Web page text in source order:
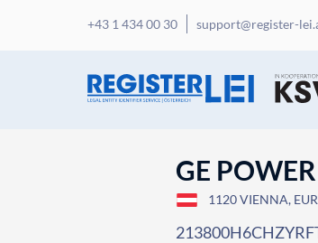
+43 1 434 00 30 support@register-
GE
1120 VIENNA,